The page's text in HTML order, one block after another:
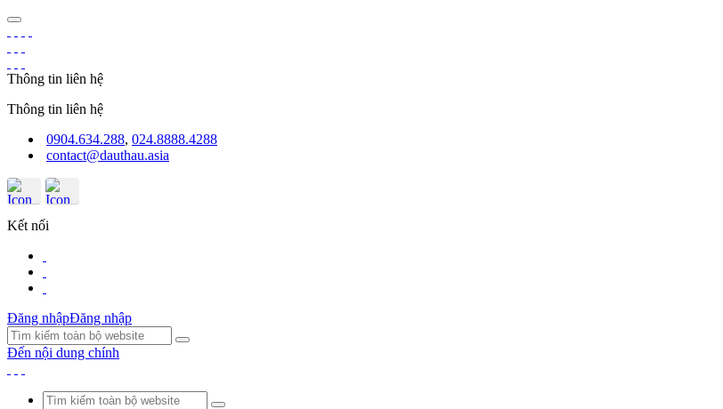
Thông tin liên hệ
Thông tin liên hệ
0904.634.288, 024.8888.4288
contact@dauthau.asia
Kết nối
Đăng nhậpĐăng nhập
Đến nội dung chính